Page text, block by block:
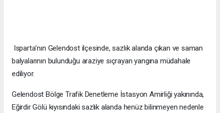
Isparta'nın Gelendost ilçesinde, sazlık alanda çıkan ve saman
balyalarının bulunduğu araziye sıçrayan yangına müdahale
ediliyor.
Gelendost Bölge Trafik Denetleme İstasyon Amirliği yakınında,
Eğirdir Gölü kıyısındaki sazlık alanda henüz bilinmeyen nedenle